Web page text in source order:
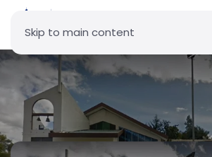
Skip to main content